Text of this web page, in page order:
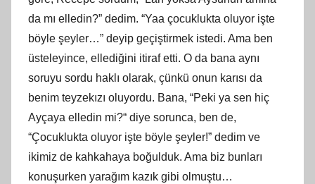
da mı elledin?” dedim. “Yaa çocuklukta oluyor işte
böyle şeyler…” deyip geçiştirmek istedi. Ama ben
üsteleyince, ellediğini itiraf etti. O da bana aynı
soruyu sordu haklı olarak, çünkü onun karısı da
benim teyzekızı oluyordu. Bana, “Peki ya sen hiç
Ayçaya elledin mi?“ diye sorunca, ben de,
“Çocuklukta oluyor işte böyle şeyler!” dedim ve
ikimiz de kahkahaya boğulduk. Ama biz bunları
konuşurken yarağım kazık gibi olmuştu…